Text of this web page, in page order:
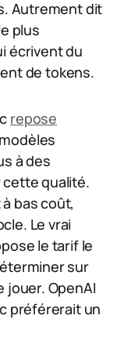
Autrement dit
plus
écrivent du
de tokens.
repose
à des
qualité.
bas coût,
Le vrai
le tarif le
sur
jouer. OpenAI
préférerait un